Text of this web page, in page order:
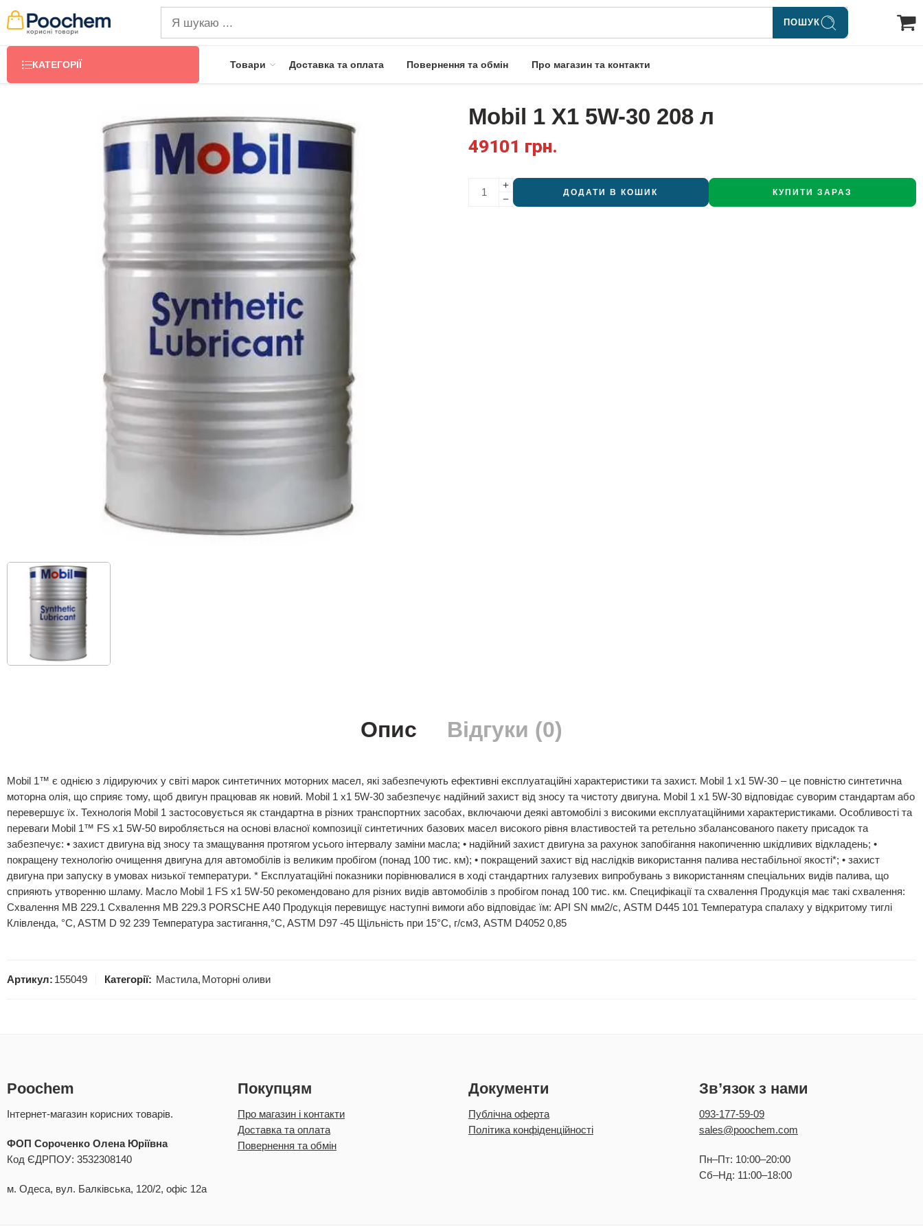
ПОШУК
КАТЕГОРІЇ Товари Доставка та оплата Повернення та обмін Про магазин та контакти
Mobil 1 X1 5W-30 208 л
49101 грн.
ДОДАТИ В КОШИК КУПИТИ ЗАРАЗ
Опис Відгуки (0)
Mobil 1™ є однією з лідируючих у світі марок синтетичних моторних масел, які забезпечують ефективні експлуатаційні характеристики та захист. Mobil 1 x1 5W-30 – це повністю синтетична
моторна олія, що сприяє тому, щоб двигун працював як новий. Mobil 1 x1 5W-30 забезпечує надійний захист від зносу та чистоту двигуна. Mobil 1 x1 5W-30 відповідає суворим стандартам або
перевершує їх. Технологія Mobil 1 застосовується як стандартна в різних транспортних засобах, включаючи деякі автомобілі з високими експлуатаційними характеристиками. Особливості та
переваги Mobil 1™ FS x1 5W-50 виробляється на основі власної композиції синтетичних базових масел високого рівня властивостей та ретельно збалансованого пакету присадок та
забезпечує: • захист двигуна від зносу та змащування протягом усього інтервалу заміни масла; • надійний захист двигуна за рахунок запобігання накопиченню шкідливих відкладень; •
покращену технологію очищення двигуна для автомобілів із великим пробігом (понад 100 тис. км); • покращений захист від наслідків використання палива нестабільної якості*; • захист
двигуна при запуску в умовах низької температури. * Експлуатаційні показники порівнювалися в ході стандартних галузевих випробувань з використанням спеціальних видів палива, що
сприяють утворенню шламу. Масло Mobil 1 FS x1 5W-50 рекомендовано для різних видів автомобілів з пробігом понад 100 тис. км. Специфікації та схвалення Продукція має такі схвалення:
Схвалення MB 229.1 Схвалення MB 229.3 PORSCHE A40 Продукція перевищує наступні вимоги або відповідає їм: API SN мм2/с, ASTM D445 101 Температура спалаху у відкритому тиглі
Клівленда, °C, ASTM D 92 239 Температура застигання,°C, ASTM D97 -45 Щільність при 15°C, г/см3, ASTM D4052 0,85
Артикул: 155049 Категорії: Мастила, Моторні оливи
Poochem
Інтернет-магазин корисних товарів.
ФОП Сороченко Олена Юріївна
Код ЄДРПОУ: 3532308140
м. Одеса, вул. Балківська, 120/2, офіс 12а
Покупцям
Про магазин і контакти
Доставка та оплата
Повернення та обмін
Документи
Публічна оферта
Політика конфіденційності
Зв’язок з нами
093-177-59-09
sales@poochem.com
Пн–Пт: 10:00–20:00
Сб–Нд: 11:00–18:00